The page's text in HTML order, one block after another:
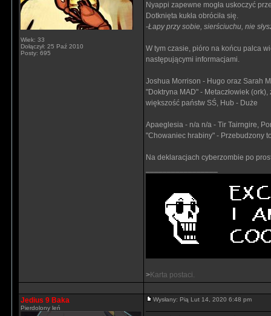
Wiek: 33
Dołączył: 25 Paź 2010
Posty: 695
Nyappi zapewne mogła uskoczyć
Dotknięta kukła obróciła się.
-Łapy przy sobie, sierściuchu, nie
W tym czasie, pióro na końcu palca
następującymi informacjami.
Joshua Morrison - Hugo oraz Sarah
"Doktryna MAD" - Metaczłowiek
większość państw SŚ, Hub - Duże
Apaeglesia - n/a n/a - Tir Tairngire,
"Chowaniec hrabiny" - Przebudzony
Na deklaracjach cyberzombie po
>Karta postaci.
Jedius 9 Baka
Pierdolony leń
Wysłany: Pią Lut 14, 2020 6:48 pm